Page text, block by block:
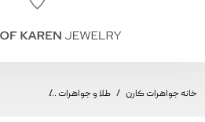
خانه جواهرات کارن طلا و جواهرات